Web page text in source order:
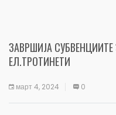
ЗАВРШИЈА
ЕЛ.ТРОТИНЕТИ
март 4, 2024 0